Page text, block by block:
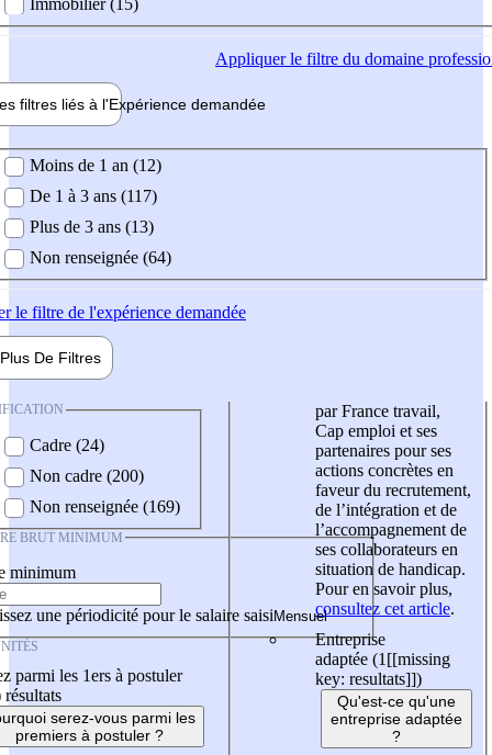
Appliquerle filtre du domaine
filtres liés à l'Expérience demandée
demandée
Moins de 1 an (12)
De 1 à 3 ans (117)
Plus de 3 ans (13)
Non renseignée (64)
le filtre de l'expérience demandée
Plus De Filtres
Cadre (24)
Non cadre (200)
Non renseignée (169)
BRUT MINIMUM
minimum
une périodicité pour le salaire saisi
parmi les 1ers à postuler
résultats
serez-vous parmi les
premiers à postuler ?
par France travail,
Cap emploi et ses
partenaires pour ses
actions concrètes en
faveur du recrutement,
de l’intégration et de
l’accompagnement de
ses collaborateurs en
situation de handicap.
Pour en savoir plus,
consultez cet article.
Entreprise
adaptée (1 [[missing
key: resultats]])
Qu'est-ce qu'une
entreprise adaptée
?